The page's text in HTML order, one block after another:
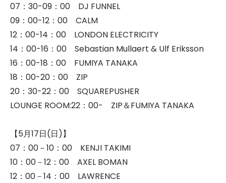
07：30-09：00 DJ FUNNEL
09：00-12：00 CALM
12：00-14：00 LONDON ELECTRICITY
14：00-16：00 Sebastian Mullaert & Ulf Eriksson
16：00-18：00 FUMIYA TANAKA
18：00-20：00 ZIP
20：30-22：00 SQUAREPUSHER
LOUNGE ROOM:22：00- ZIP＆FUMIYA TANAKA
【5月17日(日)】
07：00－10：00 KENJI TAKIMI
10：00－12：00 AXEL BOMAN
12：00－14：00 LAWRENCE